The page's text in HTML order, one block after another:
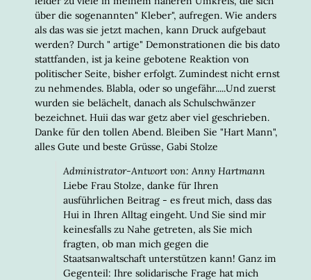
über die sogenannten" Kleber", aufregen. Wie anders
als das was sie jetzt machen, kann Druck aufgebaut
werden? Durch " artige" Demonstrationen die bis dato
stattfanden, ist ja keine gebotene Reaktion von
politischer Seite, bisher erfolgt. Zumindest nicht ernst
zu nehmendes. Blabla, oder so ungefähr.....Und zuerst
wurden sie belächelt, danach als Schulschwänzer
bezeichnet. Huii das war getz aber viel geschrieben.
Danke für den tollen Abend. Bleiben Sie "Hart Mann",
alles Gute und beste Grüsse, Gabi Stolze
Administrator-Antwort von: Anny Hartmann
Liebe Frau Stolze, danke für Ihren
ausführlichen Beitrag - es freut mich, dass das
Hui in Ihren Alltag eingeht. Und Sie sind mir
keinesfalls zu Nahe getreten, als Sie mich
fragten, ob man mich gegen die
Staatsanwaltschaft unterstützen kann! Ganz im
Gegenteil: Ihre solidarische Frage hat mich